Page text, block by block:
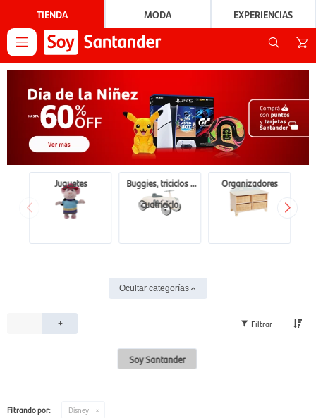
TIENDA MODA EXPERIENCIAS

Juguetes
Buggies, triciclos y
cuatriciclo
Organizadores
Ocultar categorías
- +
Soy Santander
Filtrando por: Disney